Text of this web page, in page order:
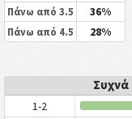
Πάνω από 3.5 36%
Πάνω από 4.5 28%
1-2